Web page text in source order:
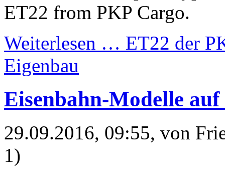
ET22 from PKP Cargo.
Weiterlesen … ET22 der
Eigenbau
Eisenbahn-Modelle
29.09.2016, 09:55, von
1)